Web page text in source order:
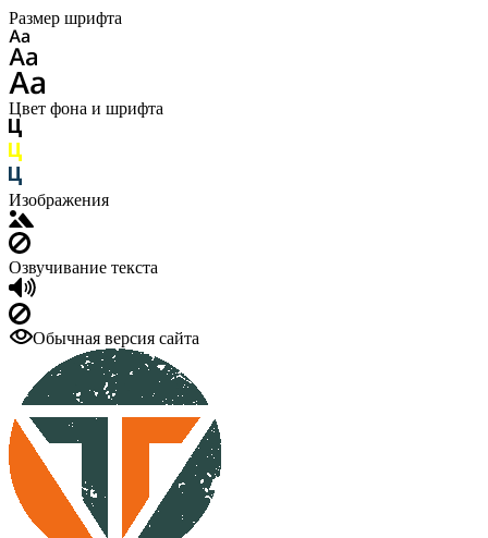
Размер шрифта
Цвет фона и шрифта
Изображения
Озвучивание текста
Обычная версия сайта